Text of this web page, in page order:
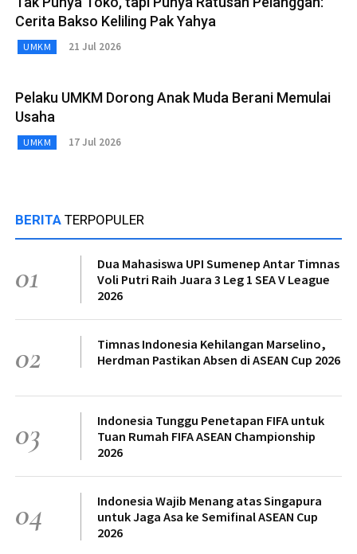
Cerita Bakso Keliling Pak Yahya
UMKM 21 Jul 2026
Pelaku UMKM Dorong Anak Muda Berani Memulai
Usaha
UMKM 17 Jul 2026
BERITA TERPOPULER
01
Dua Mahasiswa UPI Sumenep Antar Timnas
Voli Putri Raih Juara 3 Leg 1 SEA V League
2026
02
Timnas Indonesia Kehilangan Marselino,
Herdman Pastikan Absen di ASEAN Cup 2026
03
Indonesia Tunggu Penetapan FIFA untuk
Tuan Rumah FIFA ASEAN Championship
2026
04
Indonesia Wajib Menang atas Singapura
untuk Jaga Asa ke Semifinal ASEAN Cup
2026